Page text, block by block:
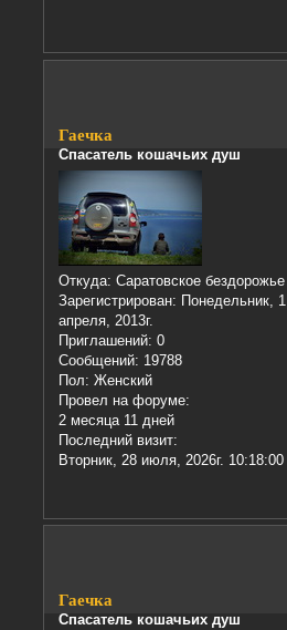
Гаечка
Спасатель кошачьих душ
Откуда: Саратовское бездорожье
Зарегистрирован: Понедельник, 1
апреля, 2013г.
Приглашений: 0
Сообщений: 19788
Пол: Женский
Провел на форуме:
2 месяца 11 дней
Последний визит:
Вторник, 28 июля, 2026г. 10:18:00
Гаечка
Спасатель кошачьих душ